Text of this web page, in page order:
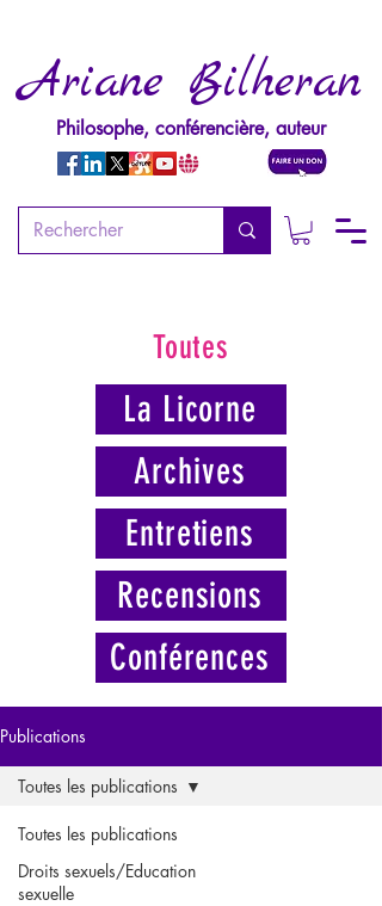
Ariane Bilheran
Philosophe, conférencière, auteur
Toutes
La Licorne
Archives
Entretiens
Recensions
Conférences
Publications
Toutes les publications
Droits sexuels/Education
sexuelle
Toutes les publications